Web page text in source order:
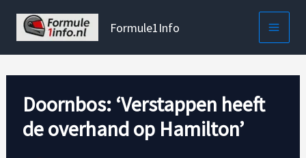
Formule1Info
Doornbos: ‘Verstappen heeft
de overhand op Hamilton’